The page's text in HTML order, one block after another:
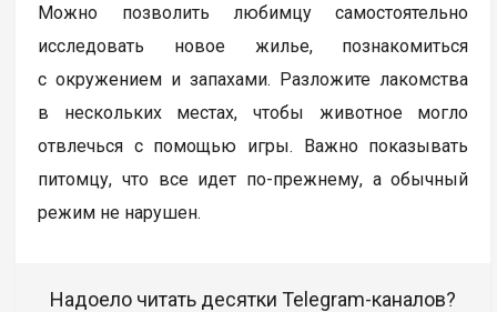
Можно позволить любимцу самостоятельно
исследовать новое жилье, познакомиться
с окружением и запахами. Разложите лакомства
в нескольких местах, чтобы животное могло
отвлечься с помощью игры. Важно показывать
питомцу, что все идет по-прежнему, а обычный
режим не нарушен.
Надоело читать десятки Telegram-каналов?